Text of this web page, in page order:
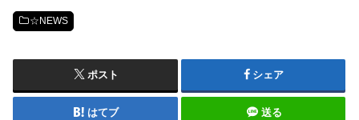
☆NEWS
ポスト シェア
はてブ 送る